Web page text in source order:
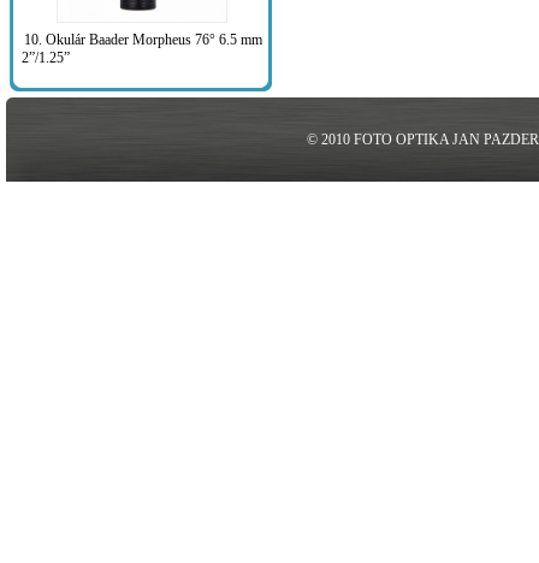
10. Okulár Baader Morpheus 76° 6.5 mm
2”/1.25”
© 2010 FOTO OPTIKA JAN